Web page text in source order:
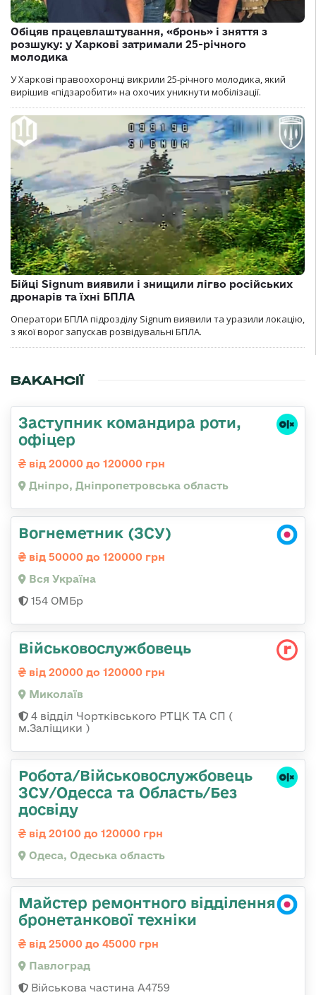
Обіцяв працевлаштування, «бронь» і зняття з
розшуку: у Харкові затримали 25-річного
молодика
У Харкові правоохоронці викрили 25-річного молодика, який
вирішив «підзаробити» на охочих уникнути мобілізації.
Бійці Signum виявили і знищили лігво російських
дронарів та їхні БПЛА
Оператори БПЛА підрозділу Signum виявили та уразили локацію,
з якої ворог запускав розвідувальні БПЛА.
ВАКАНСІЇ
Заступник командира роти,
офіцер
від 20000 до 120000 грн
Дніпро, Дніпропетровська область
Вогнеметник (ЗСУ)
від 50000 до 120000 грн
Вся Україна
154 ОМБр
Військовослужбовець
від 20000 до 120000 грн
Миколаїв
4 відділ Чортківського РТЦК ТА СП (
м.Заліщики )
Робота/Військовослужбовець
ЗСУ/Одесса та Область/Без
досвіду
від 20100 до 120000 грн
Одеса, Одеська область
Майстер ремонтного відділення
бронетанкової техніки
від 25000 до 45000 грн
Павлоград
Військова частина А4759